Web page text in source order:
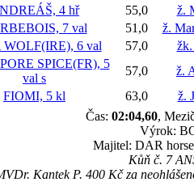
4 hř 55,0
ž.
7 val 51,0
ž.
WOLF(IRE), 6 val 57,0
SPICE(FR), 5
val s
57,0
ž.
FIOMI, 5 kl 63,0
ž.
Čas: 02:04,60,
Výrok:
Majitel: DAR
Kůň č. 7
Kantek P. 400 Kč za